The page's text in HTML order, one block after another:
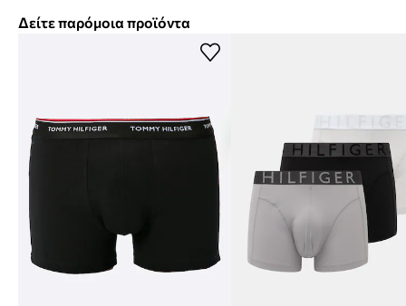
Δείτε παρόμοια προϊόντα